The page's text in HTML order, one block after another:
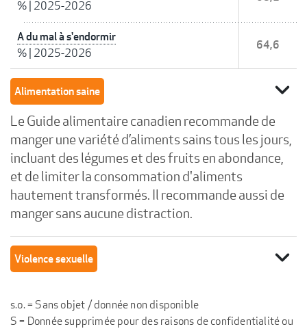
% 2025-2026
A du mal à s'endormir
% 2025-2026
64,6
Alimentation saine expand_more
Le Guide alimentaire canadien recommande de
manger une variété d’aliments sains tous les jours,
incluant des légumes et des fruits en abondance,
et de limiter la consommation d'aliments
hautement transformés. Il recommande aussi de
manger sans aucune distraction.
Violence sexuelle expand_more
s.o. = Sans objet / donnée non disponible
S = Donnée supprimée pour des raisons de confidentialité ou